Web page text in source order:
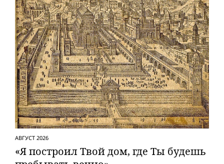
АВГУСТ 2026
«Я построил Твой дом, где Ты будешь